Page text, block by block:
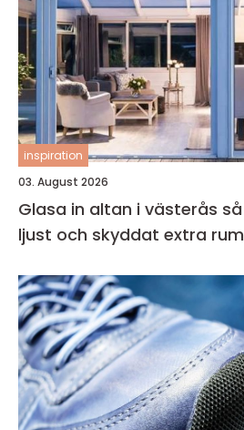
inspiration
03. August 2026
Glasa in altan i västerås så skapar du ett
ljust och skyddat extra rum